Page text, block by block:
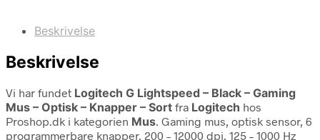
Beskrivelse
Beskrivelse
Vi har fundet Logitech G Lightspeed – Black – Gaming
Mus – Optisk – Knapper – Sort fra Logitech hos
Proshop.dk i kategorien Mus. Gaming mus, optisk sensor, 6
programmerbare knapper, 200 – 12000 dpi, 125 – 1000 Hz